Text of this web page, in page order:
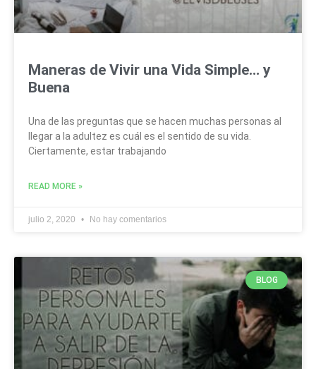
Maneras de Vivir una Vida Simple… y
Buena
Una de las preguntas que se hacen muchas personas al
llegar a la adultez es cuál es el sentido de su vida.
Ciertamente, estar trabajando
READ MORE »
julio 2, 2020 No hay comentarios
BLOG